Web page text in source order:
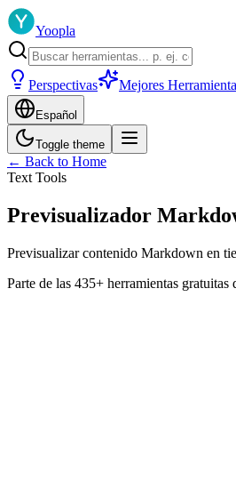
Yoopla
Perspectivas Mejores
Español
Toggle theme
← Back to Home
Text Tools
Previsualizador
Previsualizar contenido Markdown en
Parte de las 435+ herramientas gratuitas